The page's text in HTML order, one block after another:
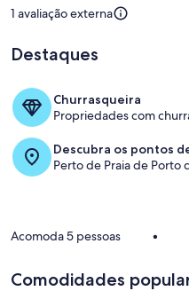
1 avaliação externa
Destaques
Churrasqueira
Propriedades com
Descubra os pontos
Perto de Praia de Porto
Acomoda 5 pessoas •
Comodidades